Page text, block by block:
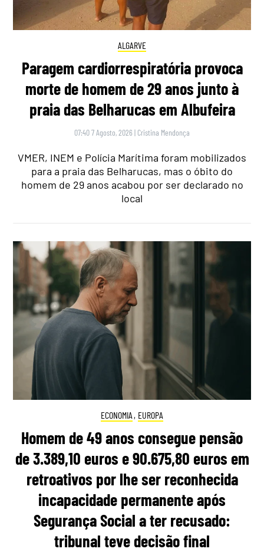
ALGARVE
Paragem cardiorrespiratória provoca
morte de homem de 29 anos junto à
praia das Belharucas em Albufeira
07:40 7 Agosto, 2026 | Cristina Mendonça
VMER, INEM e Polícia Marítima foram mobilizados
para a praia das Belharucas, mas o óbito do
homem de 29 anos acabou por ser declarado no
local
ECONOMIA , EUROPA
Homem de 49 anos consegue pensão
de 3.389,10 euros e 90.675,80 euros em
retroativos por lhe ser reconhecida
incapacidade permanente após
Segurança Social a ter recusado:
tribunal teve decisão final